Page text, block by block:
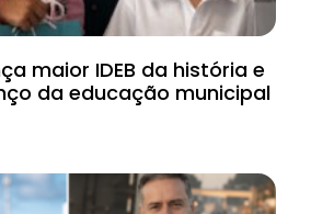
maior IDEB da história e
da educação municipal